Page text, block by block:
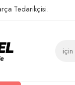
Tedarikçisi.